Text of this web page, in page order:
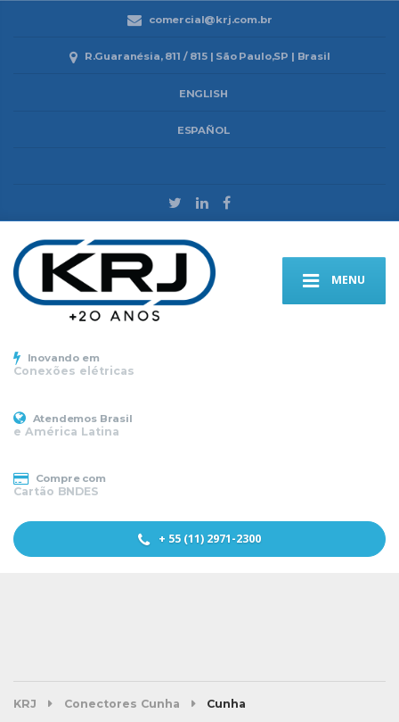
comercial@krj.com.br
R.Guaranésia, 811 / 815 | São Paulo,SP | Brasil
ENGLISH
ESPAÑOL
MENU
Inovando em
Conexões elétricas
Atendemos Brasil
e América Latina
Compre com
Cartão BNDES
+ 55 (11) 2971-2300
KRJ Conectores Cunha Cunha